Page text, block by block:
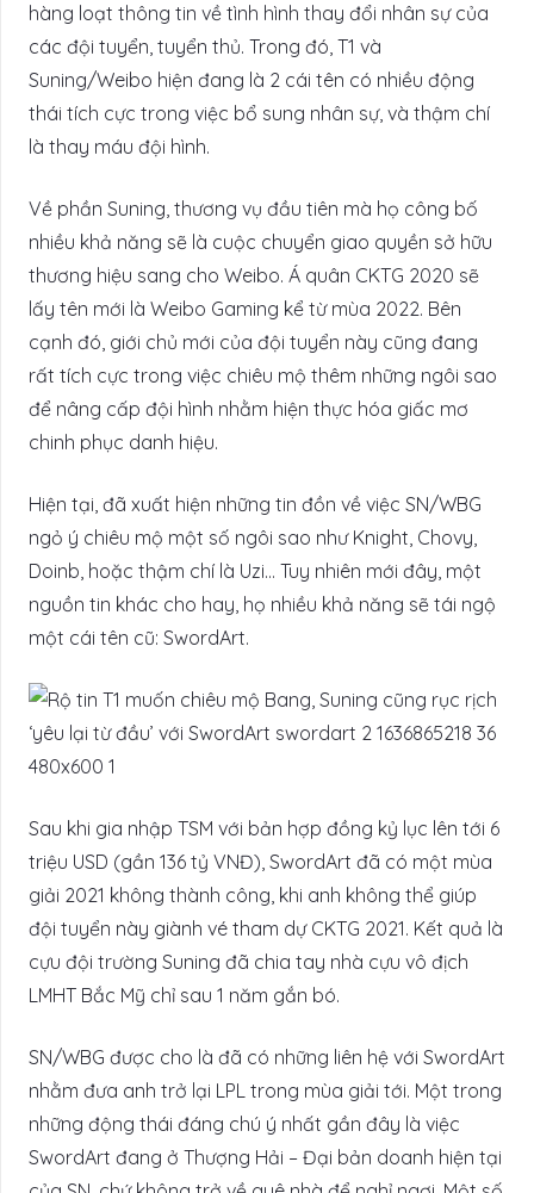
hàng loạt thông tin về tình hình thay đổi nhân sự của
các đội tuyển, tuyển thủ. Trong đó, T1 và
Suning/Weibo hiện đang là 2 cái tên có nhiều động
thái tích cực trong việc bổ sung nhân sự, và thậm chí
là thay máu đội hình.
Về phần Suning, thương vụ đầu tiên mà họ công bố
nhiều khả năng sẽ là cuộc chuyển giao quyền sở hữu
thương hiệu sang cho Weibo. Á quân CKTG 2020 sẽ
lấy tên mới là Weibo Gaming kể từ mùa 2022. Bên
cạnh đó, giới chủ mới của đội tuyển này cũng đang
rất tích cực trong việc chiêu mộ thêm những ngôi sao
để nâng cấp đội hình nhằm hiện thực hóa giấc mơ
chinh phục danh hiệu.
Hiện tại, đã xuất hiện những tin đồn về việc SN/WBG
ngỏ ý chiêu mộ một số ngôi sao như Knight, Chovy,
Doinb, hoặc thậm chí là Uzi… Tuy nhiên mới đây, một
nguồn tin khác cho hay, họ nhiều khả năng sẽ tái ngộ
một cái tên cũ: SwordArt.
Sau khi gia nhập TSM với bản hợp đồng kỷ lục lên tới 6
triệu USD (gần 136 tỷ VNĐ), SwordArt đã có một mùa
giải 2021 không thành công, khi anh không thể giúp
đội tuyển này giành vé tham dự CKTG 2021. Kết quả là
cựu đội trường Suning đã chia tay nhà cựu vô địch
LMHT Bắc Mỹ chỉ sau 1 năm gắn bó.
SN/WBG được cho là đã có những liên hệ với SwordArt
nhằm đưa anh trở lại LPL trong mùa giải tới. Một trong
những động thái đáng chú ý nhất gần đây là việc
SwordArt đang ở Thượng Hải – Đại bản doanh hiện tại